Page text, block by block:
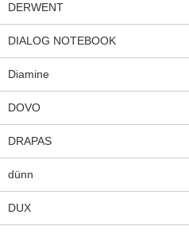
DERWENT
DIALOG NOTEBOOK
Diamine
DOVO
DRAPAS
dünn
DUX